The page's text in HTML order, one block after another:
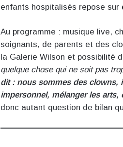
enfants hospitalisés repose sur
Au programme : musique live,
soignants, de parents et des
la Galerie Wilson et possibilité
quelque chose qui ne soit pas
dit : nous sommes des clowns,
impersonnel, mélanger les arts,
donc autant question de bilan